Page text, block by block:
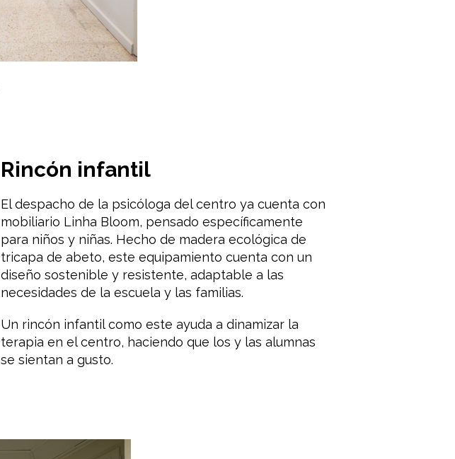
Rincón infantil
El despacho de la psicóloga del centro ya cuenta con
mobiliario Linha Bloom, pensado específicamente
para niños y niñas. Hecho de madera ecológica de
tricapa de abeto, este equipamiento cuenta con un
diseño sostenible y resistente, adaptable a las
necesidades de la escuela y las familias.
Un rincón infantil como este ayuda a dinamizar la
terapia en el centro, haciendo que los y las alumnas
se sientan a gusto.